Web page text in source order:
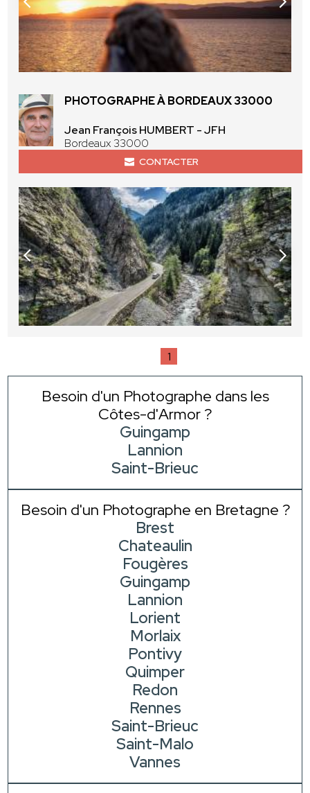
PHOTOGRAPHE À BORDEAUX 33000
Jean François HUMBERT - JFH
Bordeaux 33000
CONTACTER
1
Besoin d'un Photographe dans les
Côtes-d'Armor ?
Guingamp
Lannion
Saint-Brieuc
Besoin d'un Photographe en Bretagne ?
Brest
Chateaulin
Fougères
Guingamp
Lannion
Lorient
Morlaix
Pontivy
Quimper
Redon
Rennes
Saint-Brieuc
Saint-Malo
Vannes